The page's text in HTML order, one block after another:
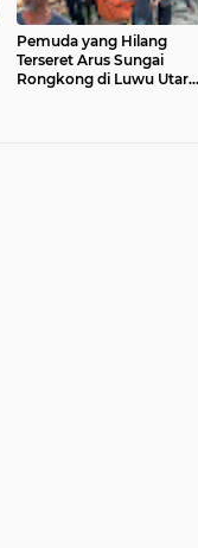
Pemuda yang Hilang
Terseret Arus Sungai
Rongkong di Luwu Utara